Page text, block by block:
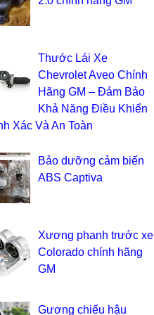
Thước Lái Xe
Chevrolet Aveo Chính
Hãng GM – Đảm Bảo
Khả Năng Điều Khiển
Xác Và An Toàn
Bảo dưỡng cảm biến
ABS Captiva
Xương phanh trước xe
Colorado chính hãng
GM
Gương chiếu hậu